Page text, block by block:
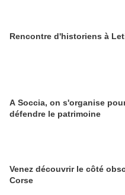
Rencontre d'historiens à
A Soccia, on s'organise
défendre le patrimoine
Venez découvrir le côté
Corse